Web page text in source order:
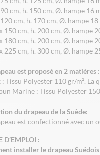
cm, h. 150 cm, Ø. hampe 16
cm, h. 170 cm, Ø. hampe 18
150 cm, h. 200 cm, Ø. hampe
180 cm, h. 200 cm, Ø. hampe
225 cm, h. 300 cm, Ø. hampe
est proposé en 2 matières :
: Tissu Polyester 110 gr/m².
Marine : Tissu Polyester
du drapeau de la Suède:
est confectionné avec un
D’EMPLOI :
installer le drapeau